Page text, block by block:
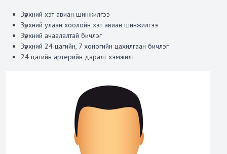
Зүрхний хэт авиан шинжилгээ
Зүрхний улаан хоолойн хэт авиан шинжилгээ
Зүрхний ачаалалтай бичлэг
Зүрхний 24 цагийн, 7 хоногийн цахилгаан бичлэг
24 цагийн артерийн даралт хэмжилт